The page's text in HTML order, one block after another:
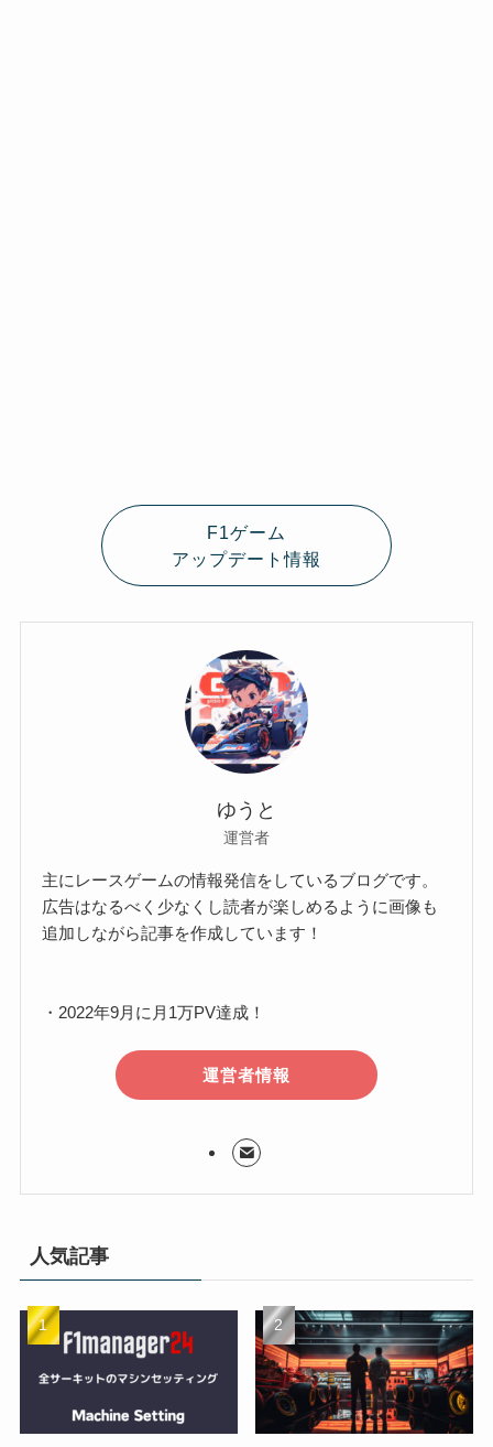
F1ゲーム
アップデート情報
ゆうと
運営者
主にレースゲームの情報発信をしているブログです。
広告はなるべく少なくし読者が楽しめるように画像も
追加しながら記事を作成しています！
・2022年9月に月1万PV達成！
運営者情報
人気記事